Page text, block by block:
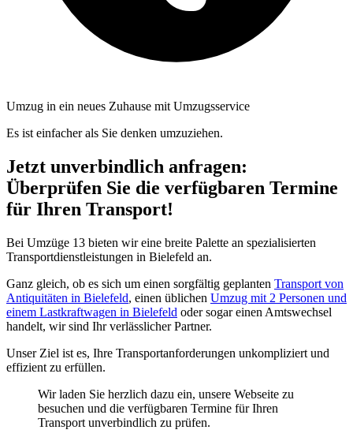
Umzug in ein neues Zuhause mit Umzugsservice
Es ist einfacher als Sie denken umzuziehen.
Jetzt unverbindlich anfragen:
Überprüfen Sie die verfügbaren Termine
für Ihren Transport!
Bei Umzüge 13 bieten wir eine breite Palette an spezialisierten
Transportdienstleistungen in Bielefeld an.
Ganz gleich, ob es sich um einen sorgfältig geplanten Transport von
Antiquitäten in Bielefeld, einen üblichen Umzug mit 2 Personen und
einem Lastkraftwagen in Bielefeld oder sogar einen Amtswechsel
handelt, wir sind Ihr verlässlicher Partner.
Unser Ziel ist es, Ihre Transportanforderungen unkompliziert und
effizient zu erfüllen.
Wir laden Sie herzlich dazu ein, unsere Webseite zu
besuchen und die verfügbaren Termine für Ihren
Transport unverbindlich zu prüfen.